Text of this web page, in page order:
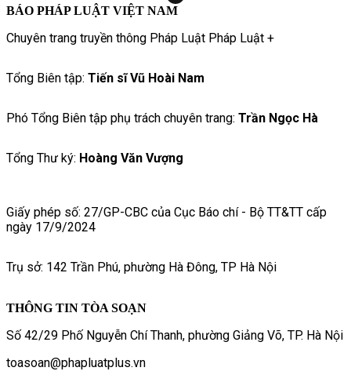
BÁO PHÁP LUẬT VIỆT NAM
Chuyên trang truyền thông Pháp Luật Pháp Luật +
Tổng Biên tập: Tiến sĩ Vũ Hoài Nam
Phó Tổng Biên tập phụ trách chuyên trang: Trần Ngọc Hà
Tổng Thư ký: Hoàng Văn Vượng
Giấy phép số: 27/GP-CBC của Cục Báo chí - Bộ TT&TT cấp
ngày 17/9/2024
Trụ sở: 142 Trần Phú, phường Hà Đông, TP Hà Nội
THÔNG TIN TÒA SOẠN
Số 42/29 Phố Nguyễn Chí Thanh, phường Giảng Võ, TP. Hà Nội
toasoan@phapluatplus.vn